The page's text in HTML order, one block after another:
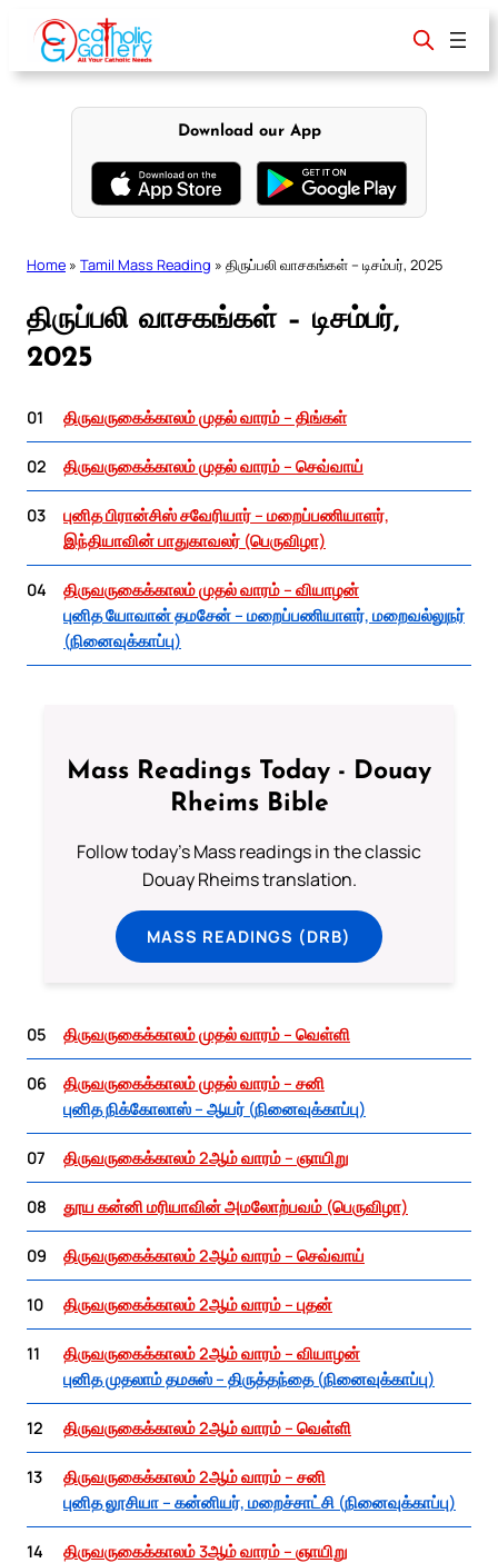
content
Download our App
Home » Tamil Mass Reading » திருப்பலி வாசகங்கள் – டிசம்பர், 2025
திருப்பலி வாசகங்கள் – டிசம்பர்,
2025
01 திருவருகைக்காலம் முதல் வாரம் – திங்கள்
02 திருவருகைக்காலம் முதல் வாரம் – செவ்வாய்
03
புனித பிரான்சிஸ் சவேரியார் – மறைப்பணியாளர்,
இந்தியாவின் பாதுகாவலர் (பெருவிழா)
04
திருவருகைக்காலம் முதல் வாரம் – வியாழன்
புனித யோவான் தமசேன் – மறைப்பணியாளர், மறைவல்லுநர்
(நினைவுக்காப்பு)
Mass Readings Today - Douay
Rheims Bible
Follow today's Mass readings in the classic
Douay Rheims translation.
MASS READINGS (DRB)
05 திருவருகைக்காலம் முதல் வாரம் – வெள்ளி
06
திருவருகைக்காலம் முதல் வாரம் – சனி
புனித நிக்கோலாஸ் – ஆயர் (நினைவுக்காப்பு)
07 திருவருகைக்காலம் 2ஆம் வாரம் – ஞாயிறு
08 தூய கன்னி மரியாவின் அமலோற்பவம் (பெருவிழா)
09 திருவருகைக்காலம் 2ஆம் வாரம் – செவ்வாய்
10 திருவருகைக்காலம் 2ஆம் வாரம் – புதன்
11
திருவருகைக்காலம் 2ஆம் வாரம் – வியாழன்
புனித முதலாம் தமசுஸ் – திருத்தந்தை (நினைவுக்காப்பு)
12 திருவருகைக்காலம் 2ஆம் வாரம் – வெள்ளி
13
திருவருகைக்காலம் 2ஆம் வாரம் – சனி
புனித லூசியா – கன்னியர், மறைச்சாட்சி (நினைவுக்காப்பு)
14 திருவருகைக்காலம் 3ஆம் வாரம் – ஞாயிறு